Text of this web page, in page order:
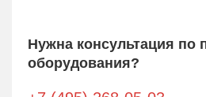
Нужна консультация по
оборудования?